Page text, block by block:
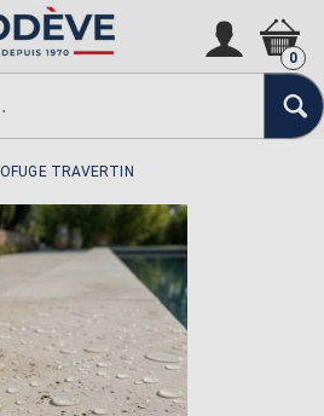
0
TRAVERTIN
la sous-couche si